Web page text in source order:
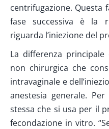
centrifugazione. Questa
fase successiva è la
riguarda l’iniezione del
La differenza principale
non chirurgica che
intravaginale e
anestesia generale.
stessa che si usa per il
fecondazione in vitro.